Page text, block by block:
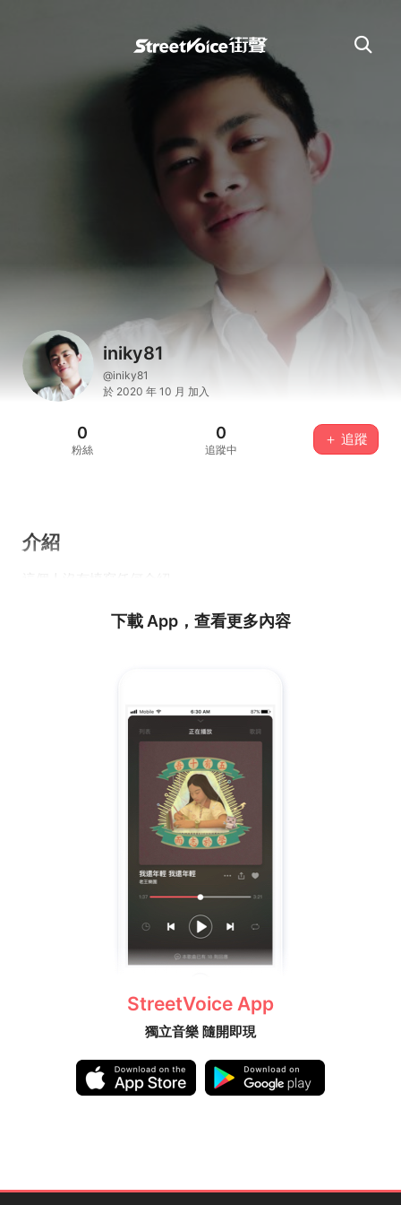
iniky81
@iniky81
於 2020 年 10 月 加入
0
粉絲
0
追蹤中
＋ 追蹤
介紹
下載 App，查看更多內容
StreetVoice App
獨立音樂 隨開即現